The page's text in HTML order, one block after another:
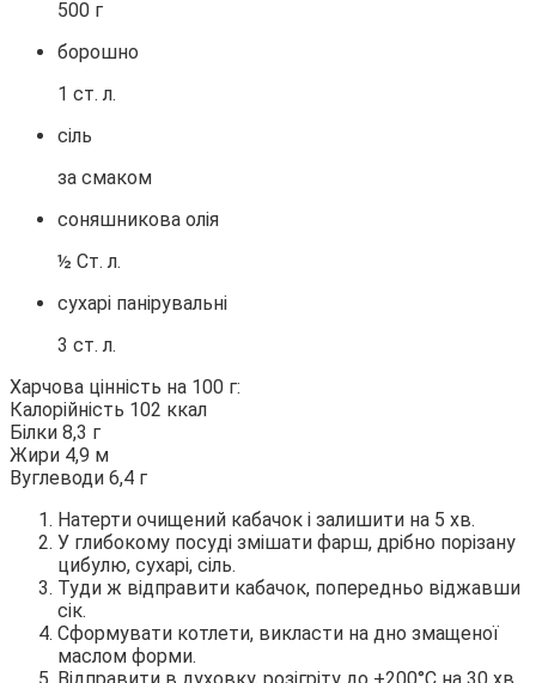
500 г
борошно
1 ст. л.
сіль
за смаком
соняшникова олія
½ Ст. л.
сухарі панірувальні
3 ст. л.
Харчова цінність на 100 г:
Калорійність 102 ккал
Білки 8,3 г
Жири 4,9 м
Вуглеводи 6,4 г
Натерти очищений кабачок і залишити на 5 хв.
У глибокому посуді змішати фарш, дрібно порізану
цибулю, сухарі, сіль.
Туди ж відправити кабачок, попередньо віджавши
сік.
Сформувати котлети, викласти на дно змащеної
маслом форми.
Відправити в духовку, розігріту до +200°С на 30 хв.